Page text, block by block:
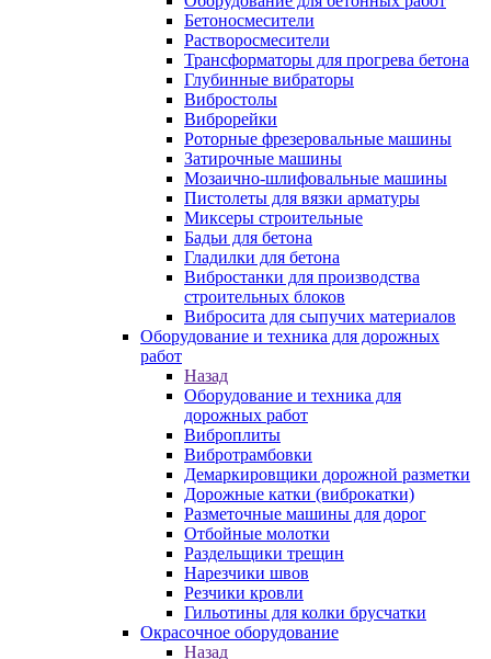
Бетоносмесители
Растворосмесители
Трансформаторы для прогрева бетона
Глубинные вибраторы
Вибростолы
Виброрейки
Роторные фрезеровальные машины
Затирочные машины
Мозаично-шлифовальные машины
Пистолеты для вязки арматуры
Миксеры строительные
Бадьи для бетона
Гладилки для бетона
Вибростанки для производства
строительных блоков
Вибросита для сыпучих материалов
Оборудование и техника для дорожных
работ
Назад
Оборудование и техника для
дорожных работ
Виброплиты
Вибротрамбовки
Демаркировщики дорожной разметки
Дорожные катки (виброкатки)
Разметочные машины для дорог
Отбойные молотки
Раздельщики трещин
Нарезчики швов
Резчики кровли
Гильотины для колки брусчатки
Окрасочное оборудование
Назад